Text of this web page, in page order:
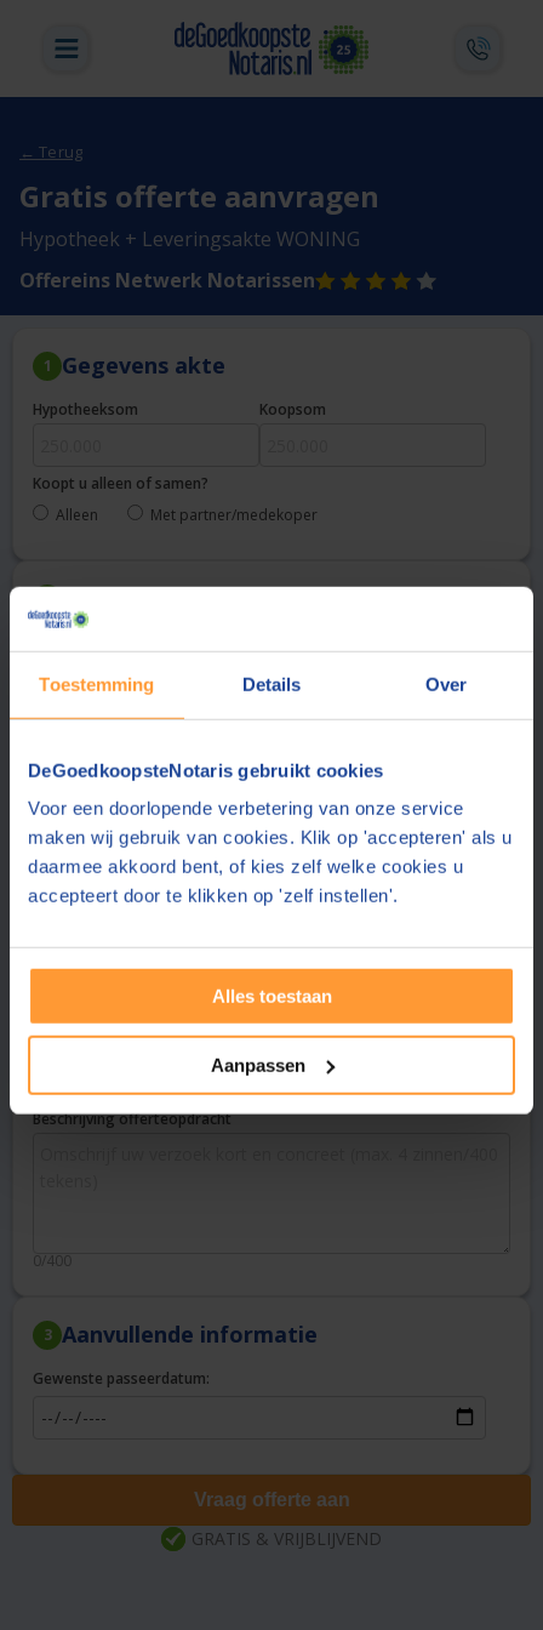
Toestemming Details Over
DeGoedkoopsteNotaris gebruikt cookies
Voor een doorlopende verbetering van onze service
maken wij gebruik van cookies. Klik op 'accepteren' als u
daarmee akkoord bent, of kies zelf welke cookies u
accepteert door te klikken op 'zelf instellen'.
Alles toestaan
Aanpassen
← Terug
Gratis offerte aanvragen
Hypotheek + Leveringsakte WONING
Offereins Netwerk Notarissen
1 Gegevens akte
Hypotheeksom Koopsom
Koopt u alleen of samen?
Alleen
Met partner/medekoper
De notaris stuurt de offerte aan dit e-mailadres
Telefoonnummer
Postcode
Plaats
Beschrijving offerteopdracht
0/400
3 Aanvullende informatie
Gewenste passeerdatum:
Vraag offerte aan
GRATIS & VRIJBLIJVEND